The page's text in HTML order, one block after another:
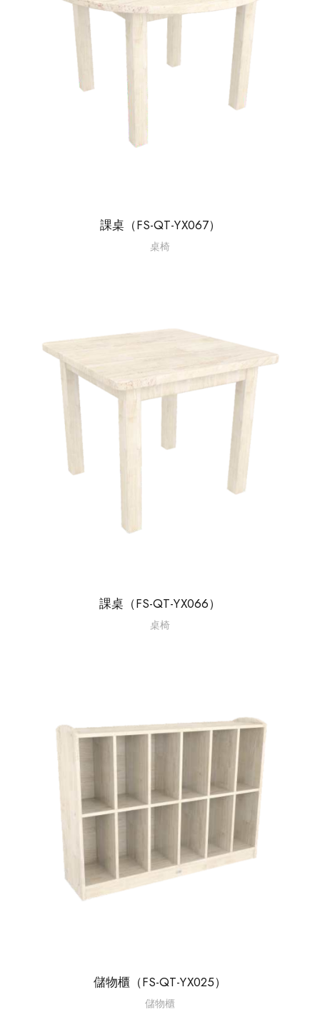
課桌（FS-QT-YX067）
桌椅
課桌（FS-QT-YX066）
桌椅
儲物櫃（FS-QT-YX025）
儲物櫃